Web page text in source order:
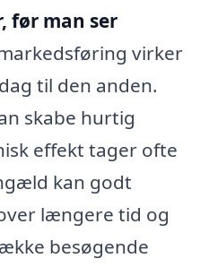
før man ser
virker
til den anden.
skabe hurtig
effekt tager ofte
kan godt
længere tid og
besøgende